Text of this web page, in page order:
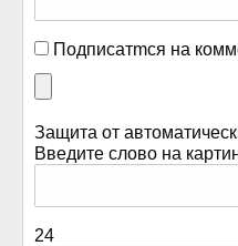
Подписатmся на
Защита от
Введите слово на
24